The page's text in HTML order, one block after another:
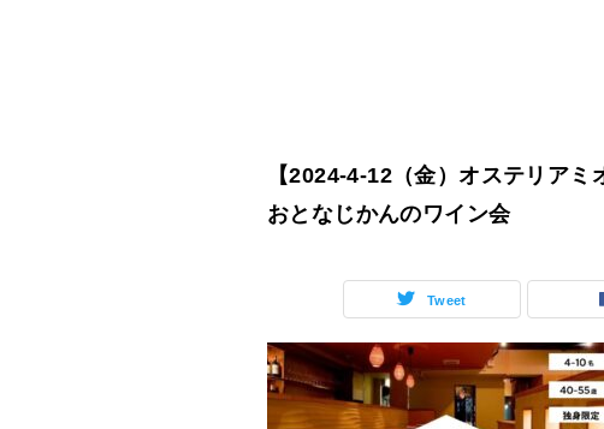
【2024-4-12（金）オステリア
おとなじかんのワイン会
Tweet